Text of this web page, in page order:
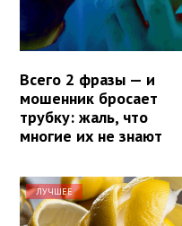
Всего 2 фразы — и
мошенник бросает
трубку: жаль, что
многие их не знают
ЛУЧШЕЕ